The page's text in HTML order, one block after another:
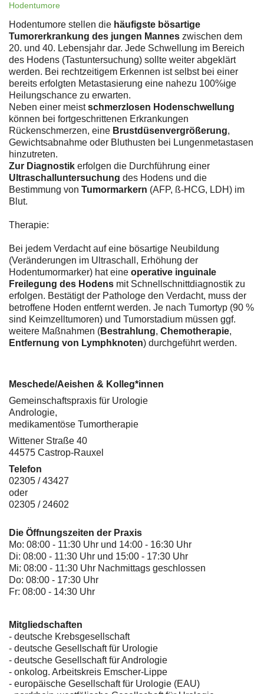
Hodentumore
Hodentumore stellen die häufigste bösartige
Tumorerkrankung des jungen Mannes zwischen dem
20. und 40. Lebensjahr dar. Jede Schwellung im Bereich
des Hodens (Tastuntersuchung) sollte weiter abgeklärt
werden. Bei rechtzeitigem Erkennen ist selbst bei einer
bereits erfolgten Metastasierung eine nahezu 100%ige
Heilungschance zu erwarten.
Neben einer meistschmerzlosen Hodenschwellung
können bei fortgeschrittenen Erkrankungen
Rückenschmerzen, eine Brustdüsenvergrößerung,
Gewichtsabnahme oder Bluthusten bei Lungenmetastasen
hinzutreten.
Zur Diagnostik erfolgen die Durchführung einer
Ultraschalluntersuchung des Hodens und die
Bestimmung von Tumormarkern (AFP, ß-HCG, LDH) im
Blut.
Therapie:
Bei jedem Verdacht auf eine bösartige Neubildung
(Veränderungen im Ultraschall, Erhöhung der
Hodentumormarker) hat eine operative inguinale
Freilegung des Hodens mit Schnellschnittdiagnostik zu
erfolgen. Bestätigt der Pathologe den Verdacht, muss der
betroffene Hoden entfernt werden. Je nach Tumortyp (90 %
sind Keimzelltumoren) und Tumorstadium müssen ggf.
weitere Maßnahmen (Bestrahlung, Chemotherapie,
Entfernung von Lymphknoten) durchgeführt werden.
Meschede/Aeishen & Kolleg*innen
Gemeinschaftspraxis für Urologie
Andrologie,
medikamentöse Tumortherapie
Wittener Straße 40
44575 Castrop-Rauxel
Telefon
02305 / 43427
oder
02305 / 24602
Die Öffnungszeiten der Praxis
Mo: 08:00 - 11:30 Uhr und 14:00 - 16:30 Uhr
Di: 08:00 - 11:30 Uhr und 15:00 - 17:30 Uhr
Mi: 08:00 - 11:30 Uhr Nachmittags geschlossen
Do: 08:00 - 17:30 Uhr
Fr: 08:00 - 14:30 Uhr
Mitgliedschaften
- deutsche Krebsgesellschaft
- deutsche Gesellschaft für Urologie
- deutsche Gesellschaft für Andrologie
- onkolog. Arbeitskreis Emscher-Lippe
- europäische Gesellschaft für Urologie (EAU)